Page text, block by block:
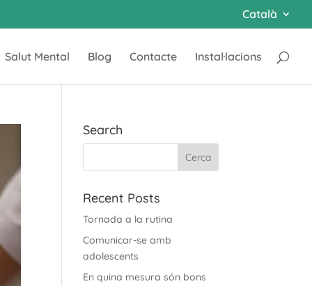
Català
Salut Mental Blog Contacte Instal·lacions
Search
Recent Posts
Tornada a la rutina
Comunicar-se amb
adolescents
En quina mesura són bons